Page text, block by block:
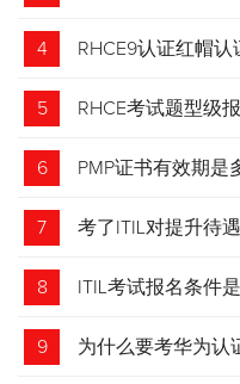
4 RHCE9认证红帽
介绍
5 RHCE考试题型级
考试 变化请悉知
6 PMP证书有效期是
7 考了ITIL对提升待
8 ITIL考试报名条件
9 为什么要考华为认